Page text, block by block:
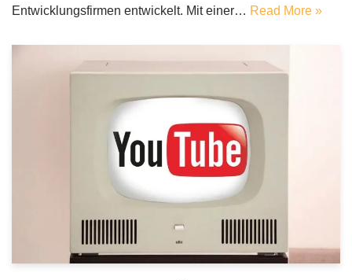
Entwicklungsfirmen entwickelt. Mit einer… Read More »